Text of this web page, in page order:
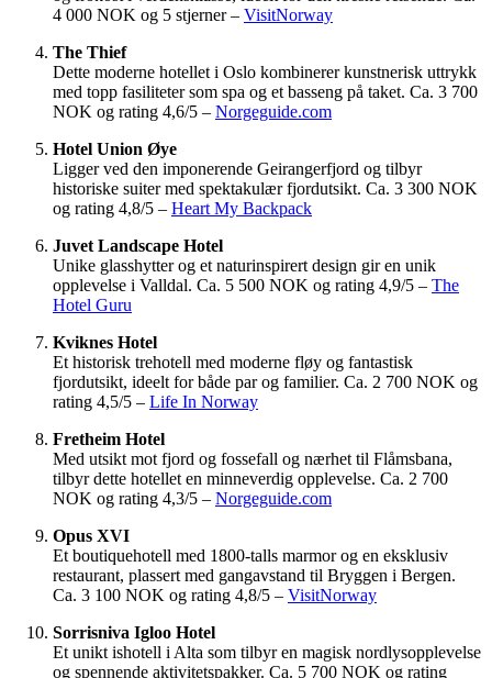
4 000 NOK og 5 stjerner – VisitNorway
The Thief
Dette moderne hotellet i Oslo kombinerer kunstnerisk uttrykk
med topp fasiliteter som spa og et basseng på taket. Ca. 3 700
NOK og rating 4,6/5 – Norgeguide.com
Hotel Union Øye
Ligger ved den imponerende Geirangerfjord og tilbyr
historiske suiter med spektakulær fjordutsikt. Ca. 3 300 NOK
og rating 4,8/5 – Heart My Backpack
Juvet Landscape Hotel
Unike glasshytter og et naturinspirert design gir en unik
opplevelse i Valldal. Ca. 5 500 NOK og rating 4,9/5 – The
Hotel Guru
Kviknes Hotel
Et historisk trehotell med moderne fløy og fantastisk
fjordutsikt, ideelt for både par og familier. Ca. 2 700 NOK og
rating 4,5/5 – Life In Norway
Fretheim Hotel
Med utsikt mot fjord og fossefall og nærhet til Flåmsbana,
tilbyr dette hotellet en minneverdig opplevelse. Ca. 2 700
NOK og rating 4,3/5 – Norgeguide.com
Opus XVI
Et boutiquehotell med 1800-talls marmor og en eksklusiv
restaurant, plassert med gangavstand til Bryggen i Bergen.
Ca. 3 100 NOK og rating 4,8/5 – VisitNorway
Sorrisniva Igloo Hotel
Et unikt ishotell i Alta som tilbyr en magisk nordlysopplevelse
og spennende aktivitetspakker. Ca. 5 700 NOK og rating